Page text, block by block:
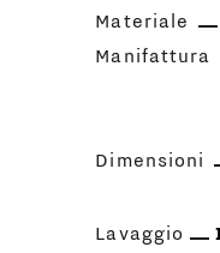
Materiale
Manifattura
Dimensioni
Lavaggio